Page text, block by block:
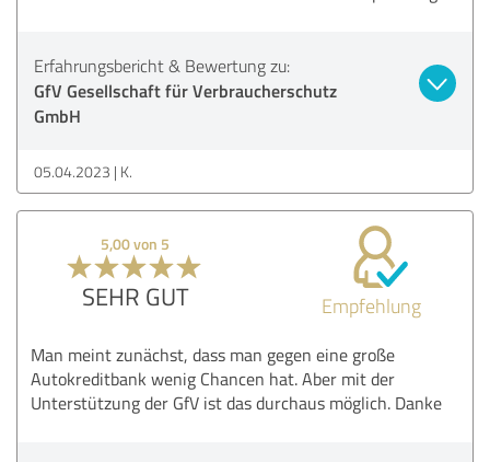
Erfahrungsbericht & Bewertung zu:
GfV Gesellschaft für Verbraucherschutz
GmbH
05.04.2023 K.
5,00 von 5
SEHR GUT Empfehlung
Man meint zunächst, dass man gegen eine große
Autokreditbank wenig Chancen hat. Aber mit der
Unterstützung der GfV ist das durchaus möglich. Danke